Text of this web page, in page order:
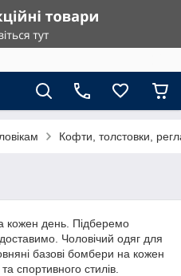
Кофти, толстовки,
кожен день. Підберемо
Чоловічий одяг для
базові бомбери на кожен
спортивного стилів.